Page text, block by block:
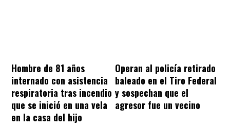
Hombre de 81 años
internado con asistencia
respiratoria tras incendio
que se inició en una vela
en la casa del hijo
Operan al policía retirado
baleado en el Tiro Federal
y sospechan que el
agresor fue un vecino